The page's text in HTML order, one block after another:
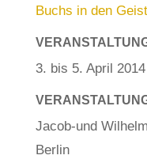
Buchs in den
3. bis 5. April 2014
Jacob-und
Berlin